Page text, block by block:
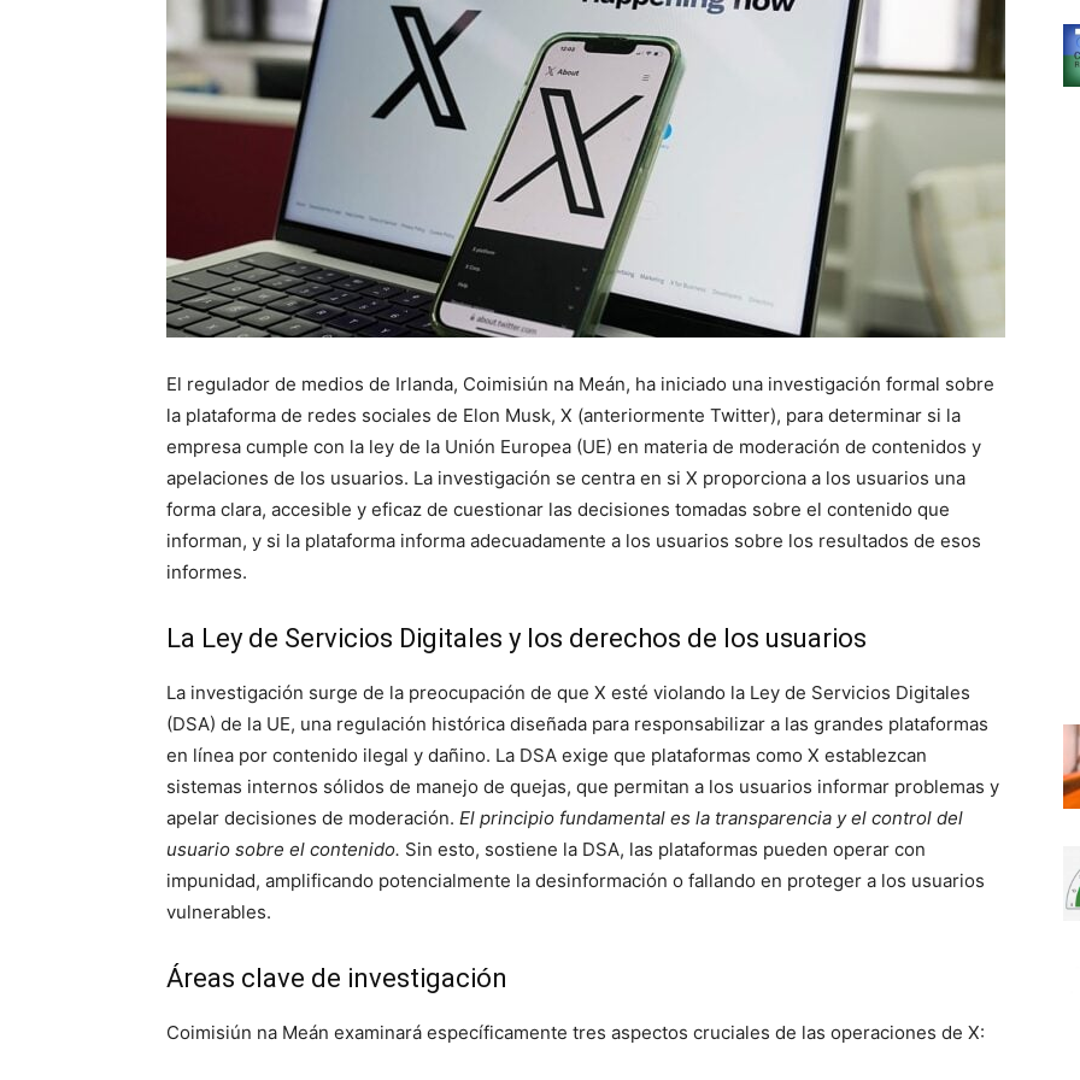
El regulador de medios de Irlanda, Coimisiún na Meán, ha iniciado una investigación formal sobre
la plataforma de redes sociales de Elon Musk, X (anteriormente Twitter), para determinar si la
empresa cumple con la ley de la Unión Europea (UE) en materia de moderación de contenidos y
apelaciones de los usuarios. La investigación se centra en si X proporciona a los usuarios una
forma clara, accesible y eficaz de cuestionar las decisiones tomadas sobre el contenido que
informan, y si la plataforma informa adecuadamente a los usuarios sobre los resultados de esos
informes.
La Ley de Servicios Digitales y los derechos de los usuarios
La investigación surge de la preocupación de que X esté violando la Ley de Servicios Digitales
(DSA) de la UE, una regulación histórica diseñada para responsabilizar a las grandes plataformas
en línea por contenido ilegal y dañino. La DSA exige que plataformas como X establezcan
sistemas internos sólidos de manejo de quejas, que permitan a los usuarios informar problemas y
apelar decisiones de moderación. El principio fundamental es la transparencia y el control del
usuario sobre el contenido. Sin esto, sostiene la DSA, las plataformas pueden operar con
impunidad, amplificando potencialmente la desinformación o fallando en proteger a los usuarios
vulnerables.
Áreas clave de investigación
Coimisiún na Meán examinará específicamente tres aspectos cruciales de las operaciones de X: